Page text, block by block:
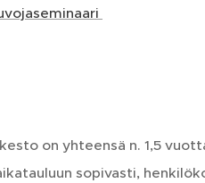
on yhteensä n. 1,5
sopivasti,